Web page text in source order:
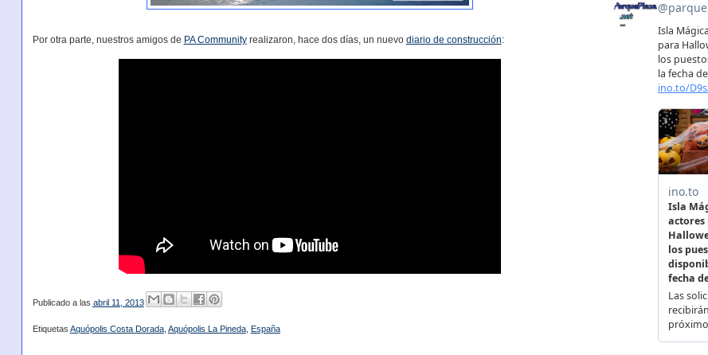
Por otra parte, nuestros amigos de PA Communityrealizaron, hace dos días, un nuevo diario de construcción:
Publicado a las abril 11, 2013
Etiquetas Aquópolis Costa Dorada, Aquópolis La Pineda, España